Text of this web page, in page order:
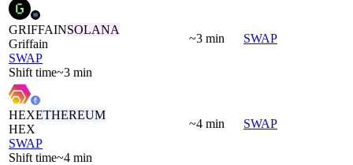
GRIFFAINSOLANA
Griffain
SWAP
Shift time~3 min
~3 min SWAP
HEXETHEREUM
HEX
SWAP
Shift time~4 min
~4 min SWAP